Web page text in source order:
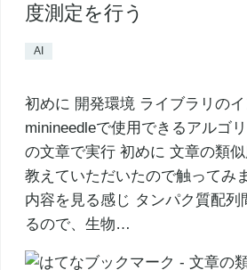
度測定を行う
AI
初めに 開発環境 ライブラリの
minineedleで使用できるアルゴ
の文章で実行 初めに 文章の類
教えていただいたので触ってみ
内容を見る感じ タンパク質配列
るので、生物…